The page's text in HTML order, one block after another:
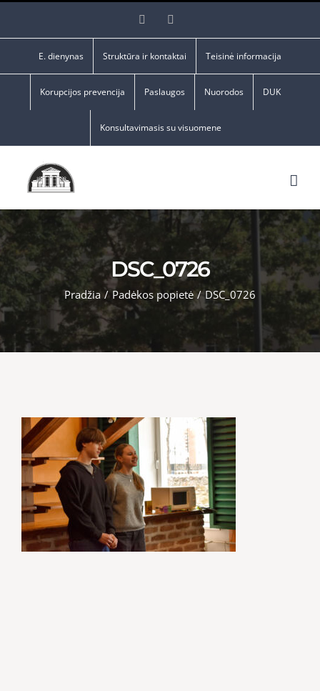
Facebook
E. dienynas Struktūra ir kontaktai Teisinė informacija
Korupcijos prevencija Paslaugos Nuorodos DUK
Konsultavimasis su visuomene
DSC_0726
Pradžia / Padėkos popietė / DSC_0726